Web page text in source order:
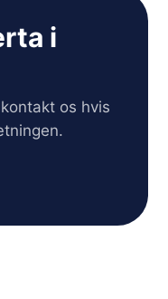
i
os hvis